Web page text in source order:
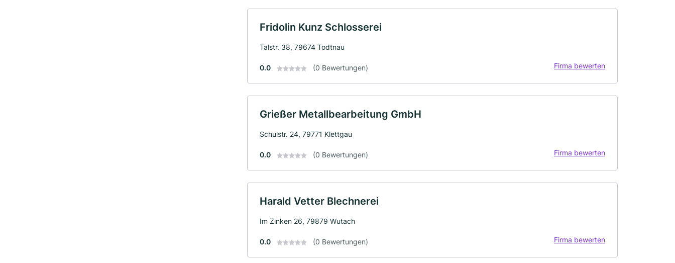
Fridolin Kunz Schlosserei
Talstr. 38, 79674 Todtnau
0.0 (0 Bewertungen) Firma bewerten
Grießer Metallbearbeitung GmbH
Schulstr. 24, 79771 Klettgau
0.0 (0 Bewertungen) Firma bewerten
Harald Vetter Blechnerei
Im Zinken 26, 79879 Wutach
0.0 (0 Bewertungen) Firma bewerten